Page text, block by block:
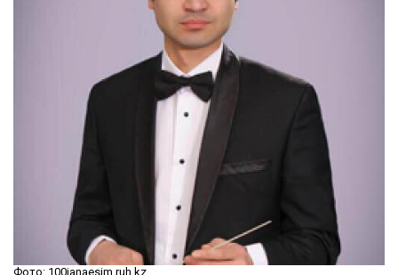
Фото: 100janaesim.ruh.kz